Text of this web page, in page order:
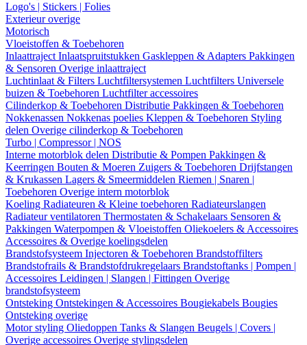
Logo's | Stickers | Folies
Exterieur overige
Motorisch
Vloeistoffen & Toebehoren
Inlaattraject Inlaatspruitstukken Gaskleppen & Adapters Pakkingen
& Sensoren Overige inlaattraject
Luchtinlaat & Filters Luchtfiltersystemen Luchtfilters Universele
buizen & Toebehoren Luchtfilter accessoires
Cilinderkop & Toebehoren Distributie Pakkingen & Toebehoren
Nokkenassen Nokkenas poelies Kleppen & Toebehoren Styling
delen Overige cilinderkop & Toebehoren
Turbo | Compressor | NOS
Interne motorblok delen Distributie & Pompen Pakkingen &
Keerringen Bouten & Moeren Zuigers & Toebehoren Drijfstangen
& Krukassen Lagers & Smeermiddelen Riemen | Snaren |
Toebehoren Overige intern motorblok
Koeling Radiateuren & Kleine toebehoren Radiateurslangen
Radiateur ventilatoren Thermostaten & Schakelaars Sensoren &
Pakkingen Waterpompen & Vloeistoffen Oliekoelers & Accessoires
Accessoires & Overige koelingsdelen
Brandstofsysteem Injectoren & Toebehoren Brandstoffilters
Brandstofrails & Brandstofdrukregelaars Brandstoftanks | Pompen |
Accessoires Leidingen | Slangen | Fittingen Overige
brandstofsysteem
Ontsteking Ontstekingen & Accessoires Bougiekabels Bougies
Ontsteking overige
Motor styling Oliedoppen Tanks & Slangen Beugels | Covers |
Overige accessoires Overige stylingsdelen